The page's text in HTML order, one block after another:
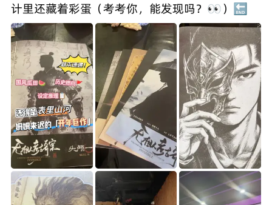
计里还藏着彩蛋（考考你，能发现吗？👀）🔚